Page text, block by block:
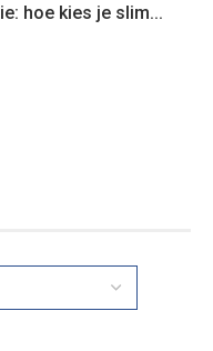
hoe kies je slim...